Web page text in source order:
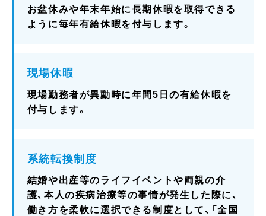
お盆休みや年末年始に長期休暇を取得できる
ように毎年有給休暇を付与します。
現場休暇
現場勤務者が異動時に年間5日の有給休暇を
付与します。
系統転換制度
結婚や出産等のライフイベントや両親の介
護、本人の疾病治療等の事情が発生した際に、
働き方を柔軟に選択できる制度として、「全国